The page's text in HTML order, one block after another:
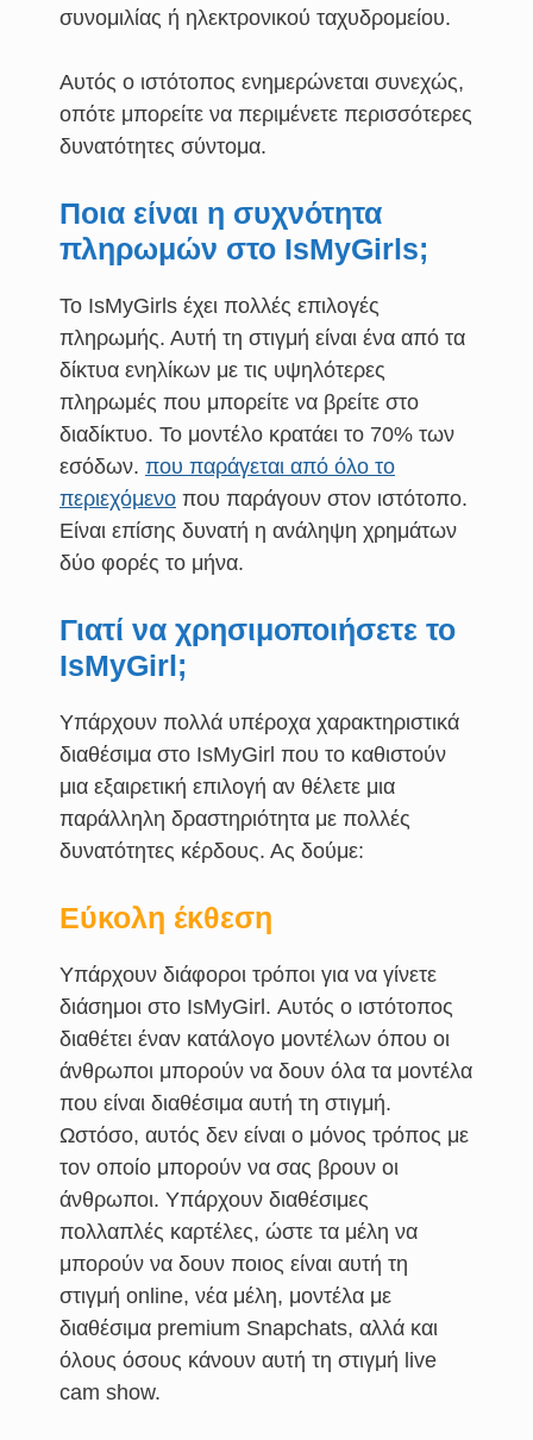
συνομιλίας ή ηλεκτρονικού ταχυδρομείου.
Αυτός ο ιστότοπος ενημερώνεται συνεχώς,
οπότε μπορείτε να περιμένετε περισσότερες
δυνατότητες σύντομα.
Ποια είναι η συχνότητα
πληρωμών στο IsMyGirls;
Το IsMyGirls έχει πολλές επιλογές
πληρωμής. Αυτή τη στιγμή είναι ένα από τα
δίκτυα ενηλίκων με τις υψηλότερες
πληρωμές που μπορείτε να βρείτε στο
διαδίκτυο. Το μοντέλο κρατάει το 70% των
εσόδων. που παράγεται από όλο το
περιεχόμενο που παράγουν στον ιστότοπο.
Είναι επίσης δυνατή η ανάληψη χρημάτων
δύο φορές το μήνα.
Γιατί να χρησιμοποιήσετε το
IsMyGirl;
Υπάρχουν πολλά υπέροχα χαρακτηριστικά
διαθέσιμα στο IsMyGirl που το καθιστούν
μια εξαιρετική επιλογή αν θέλετε μια
παράλληλη δραστηριότητα με πολλές
δυνατότητες κέρδους. Ας δούμε:
Εύκολη έκθεση
Υπάρχουν διάφοροι τρόποι για να γίνετε
διάσημοι στο IsMyGirl. Αυτός ο ιστότοπος
διαθέτει έναν κατάλογο μοντέλων όπου οι
άνθρωποι μπορούν να δουν όλα τα μοντέλα
που είναι διαθέσιμα αυτή τη στιγμή.
Ωστόσο, αυτός δεν είναι ο μόνος τρόπος με
τον οποίο μπορούν να σας βρουν οι
άνθρωποι. Υπάρχουν διαθέσιμες
πολλαπλές καρτέλες, ώστε τα μέλη να
μπορούν να δουν ποιος είναι αυτή τη
στιγμή online, νέα μέλη, μοντέλα με
διαθέσιμα premium Snapchats, αλλά και
όλους όσους κάνουν αυτή τη στιγμή live
cam show.